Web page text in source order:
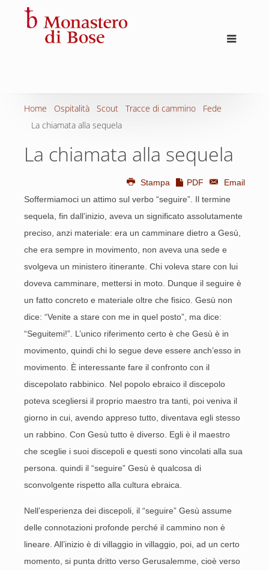
Home Ospitalità Scout Tracce di cammino
Fede
La chiamata alla sequela
La chiamata alla sequela
Stampa PDF
Email
Soffermiamoci un attimo sul verbo “seguire”. Il termine
sequela, fin dall’inizio, aveva un significato assolutamente
preciso, anzi materiale: era un camminare dietro a Gesù,
che era sempre in movimento, non aveva una sede e
svolgeva un ministero itinerante. Chi voleva stare con lui
doveva camminare, mettersi in moto. Dunque il seguire è
un fatto concreto e materiale oltre che fisico. Gesù non
dice: “Venite a stare con me in quel posto”, ma dice:
“Seguitemi!”. L’unico riferimento certo è che Gesù è in
movimento, quindi chi lo segue deve essere anch’esso in
movimento. È interessante fare il confronto con il
discepolato rabbinico. Nel popolo ebraico il discepolo
poteva scegliersi il proprio maestro tra tanti, poi veniva il
giorno in cui, avendo appreso tutto, diventava egli stesso
un rabbino. Con Gesù tutto è diverso. Egli è il maestro
che sceglie i suoi discepoli e questi sono vincolati alla sua
persona. quindi il “seguire” Gesù è qualcosa di
sconvolgente rispetto alla cultura ebraica.
Nell’esperienza dei discepoli, il “seguire” Gesù assume
delle connotazioni profonde perché il cammino non è
lineare. All’inizio è di villaggio in villaggio, poi, ad un certo
momento, si punta dritto verso Gerusalemme, cioè verso